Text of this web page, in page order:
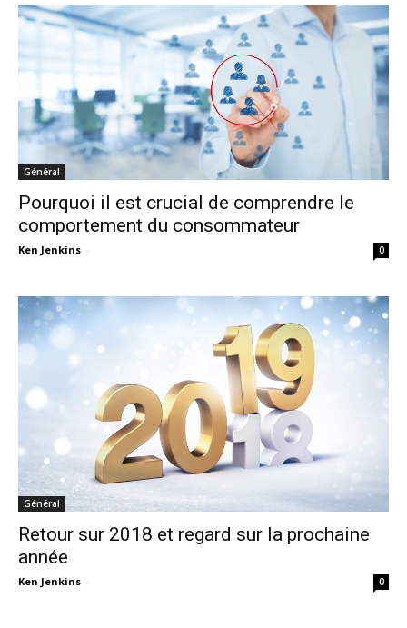
Général
Pourquoi il est crucial de comprendre le
comportement du consommateur
Ken Jenkins - 0
Général
Retour sur 2018 et regard sur la prochaine
année
Ken Jenkins - 0